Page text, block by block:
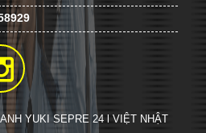
YUKI SEPRE 24 l VIỆT NHẬT